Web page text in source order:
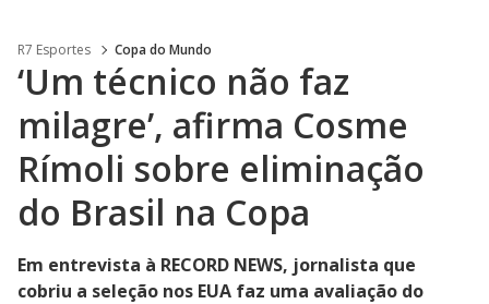
R7 Esportes Copa do Mundo
‘Um técnico não faz
milagre’, afirma Cosme
Rímoli sobre eliminação
do Brasil na Copa
Em entrevista à RECORD NEWS, jornalista que
cobriu a seleção nos EUA faz uma avaliação do